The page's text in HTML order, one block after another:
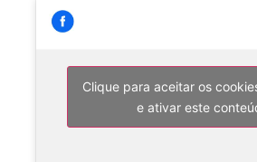
Clique para aceitar os
e ativar este